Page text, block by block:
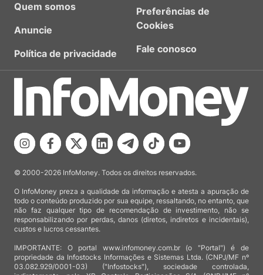
Quem somos
Anuncie
Política de privacidade
Preferências de
Cookies
Fale conosco
© 2000-2026 InfoMoney. Todos os direitos reservados.
O InfoMoney preza a qualidade da informação e atesta a apuração de
todo o conteúdo produzido por sua equipe, ressaltando, no entanto, que
não faz qualquer tipo de recomendação de investimento, não se
responsabilizando por perdas, danos (diretos, indiretos e incidentais),
custos e lucros cessantes.
IMPORTANTE: O portal www.infomoney.com.br (o "Portal") é de
propriedade da Infostocks Informações e Sistemas Ltda. (CNPJ/MF nº
03.082.929/0001-03) ("Infostocks"), sociedade controlada,